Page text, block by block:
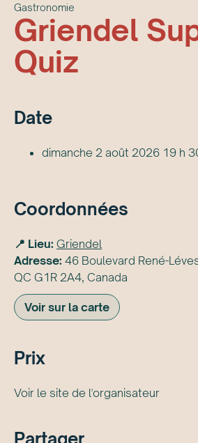
Gastronomie
Griendel
Quiz
Date
dimanche 2 août 2026 19 h
Coordonnées
📍 Lieu: Griendel
Adresse: 46 Boulevard René-
QC G1R 2A4, Canada
Voir sur la carte
Prix
Voir le site de l'organisateur